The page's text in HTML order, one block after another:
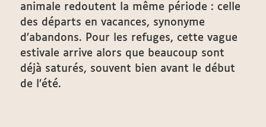
animale redoutent la même période : celle
des départs en vacances, synonyme
d’abandons. Pour les refuges, cette vague
estivale arrive alors que beaucoup sont
déjà saturés, souvent bien avant le début
de l’été.